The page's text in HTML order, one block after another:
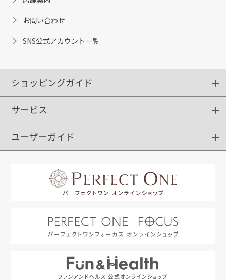
お問い合わせ
SNS公式アカウント一覧
ショッピングガイド
ショッピングガイド
ご注文方法
送料・配送
クーポンご利用方法
サービス
定期購入
ポイントサービス
お知らせメール
ユーザーガイド